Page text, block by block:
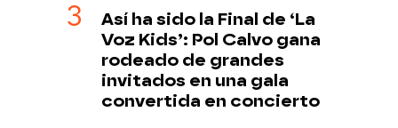
Así ha sido la Final de ‘La
Voz Kids’: Pol Calvo gana
rodeado de grandes
invitados en una gala
convertida en concierto